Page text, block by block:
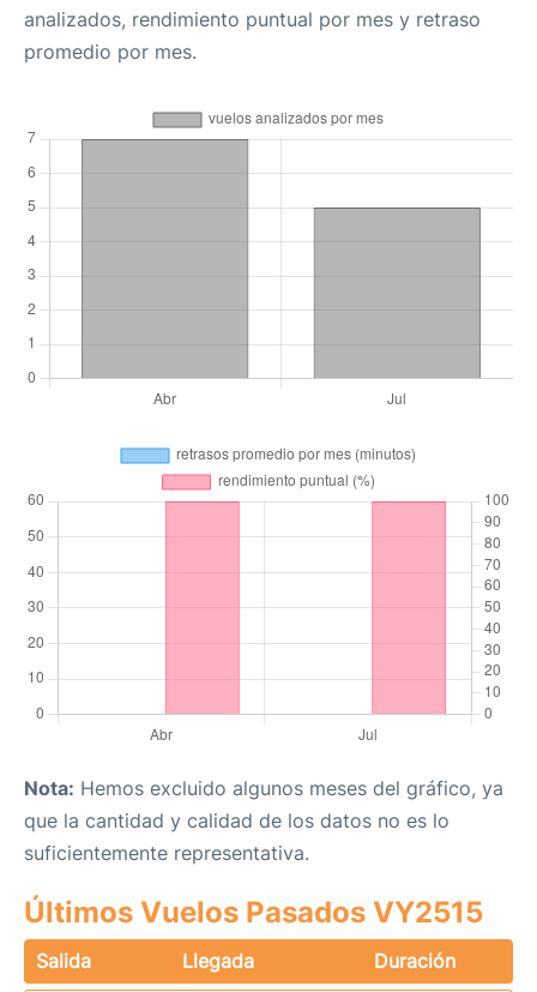
analizados, rendimiento puntual por mes y retraso
promedio por mes.
Nota: Hemos excluido algunos meses del gráfico, ya
que la cantidad y calidad de los datos no es lo
suficientemente representativa.
Últimos Vuelos Pasados VY2515
Salida Llegada
Duración